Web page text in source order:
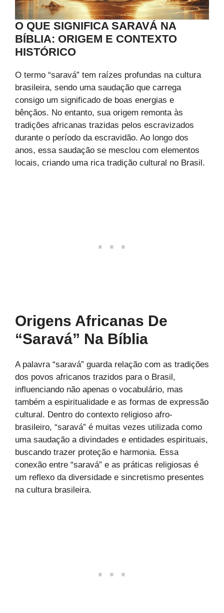
O QUE SIGNIFICA SARAVÁ NA
BÍBLIA: ORIGEM E CONTEXTO
HISTÓRICO
O termo “saravá” tem raízes profundas na cultura
brasileira, sendo uma saudação que carrega
consigo um significado de boas energias e
bênçãos. No entanto, sua origem remonta às
tradições africanas trazidas pelos escravizados
durante o período da escravidão. Ao longo dos
anos, essa saudação se mesclou com elementos
locais, criando uma rica tradição cultural no Brasil.
Origens Africanas De
“Saravá” Na Bíblia
A palavra “saravá” guarda relação com as tradições
dos povos africanos trazidos para o Brasil,
influenciando não apenas o vocabulário, mas
também a espiritualidade e as formas de expressão
cultural. Dentro do contexto religioso afro-
brasileiro, “saravá” é muitas vezes utilizada como
uma saudação a divindades e entidades espirituais,
buscando trazer proteção e harmonia. Essa
conexão entre “saravá” e as práticas religiosas é
um reflexo da diversidade e sincretismo presentes
na cultura brasileira.